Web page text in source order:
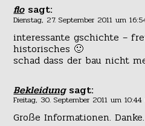
flo sagt:
Dienstag, 27. September 2011 um
interessante gschichte –
historisches 🙂
schad dass der bau nicht
Bekleidung sagt:
Freitag, 30. September 2011 um 10:44
Große Informationen. Danke.